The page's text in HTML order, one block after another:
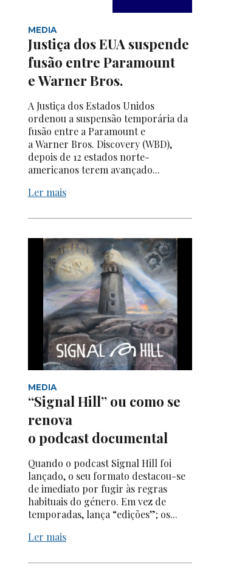
MEDIA
Justiça dos EUA suspende
fusão entre Paramount
e Warner Bros.
A Justiça dos Estados Unidos
ordenou a suspensão temporária da
fusão entre a Paramount e
a Warner Bros. Discovery (WBD),
depois de 12 estados norte-
americanos terem avançado...
Ler mais
MEDIA
“Signal Hill” ou como se
renova
o podcast documental
Quando o podcast Signal Hill foi
lançado, o seu formato destacou-se
de imediato por fugir às regras
habituais do género. Em vez de
temporadas, lança “edições”; os...
Ler mais